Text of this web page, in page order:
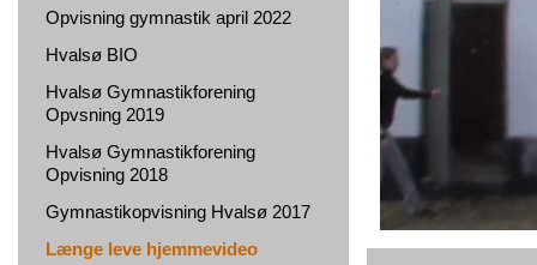
Opvisning gymnastik april 2022
Hvalsø BIO
Hvalsø Gymnastikforening
Opvsning 2019
Hvalsø Gymnastikforening
Opvisning 2018
Gymnastikopvisning Hvalsø 2017
Længe leve hjemmevideo